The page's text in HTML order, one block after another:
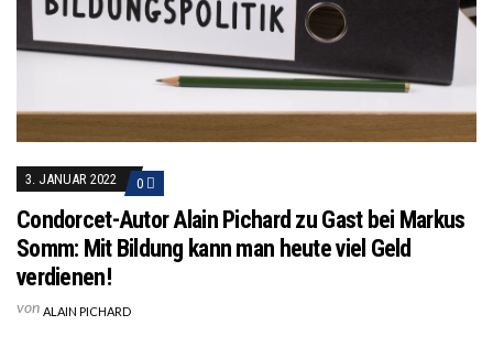
3. JANUAR 2022 0
Condorcet-Autor Alain Pichard zu Gast bei Markus
Somm: Mit Bildung kann man heute viel Geld
verdienen!
von ALAIN PICHARD